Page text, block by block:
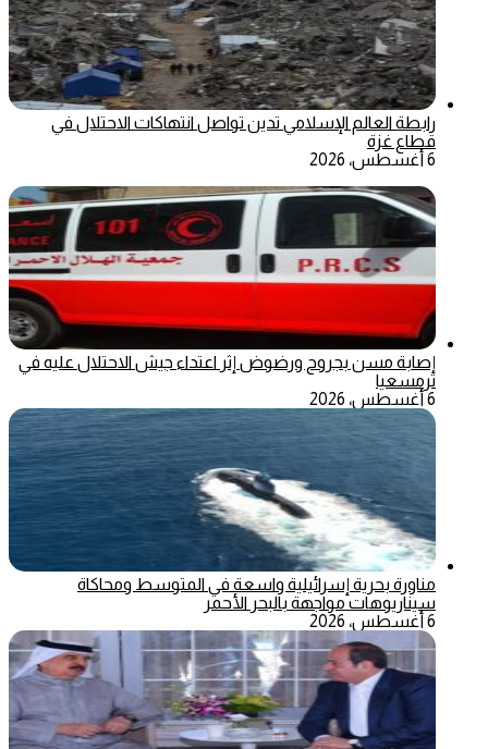
رابطة العالم الإسلامي تدين تواصل انتهاكات الاحتلال في
قطاع غزة
6 أغسطس، 2026
إصابة مسن بجروح ورضوض إثر اعتداء جيش الاحتلال عليه في
ترمسعيا
6 أغسطس، 2026
مناورة بحرية إسرائيلية واسعة في المتوسط ومحاكاة
سيناريوهات مواجهة بالبحر الأحمر
6 أغسطس، 2026